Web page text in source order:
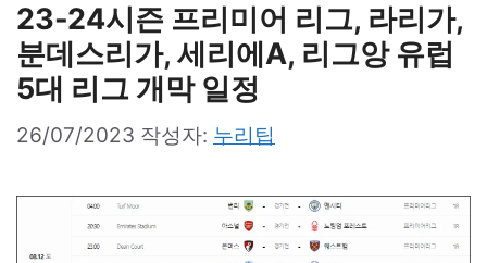
23-24시즌 프리미어 리그, 라리가,
분데스리가, 세리에A, 리그앙 유럽
5대 리그 개막 일정
26/07/2023 작성자: 누리팁